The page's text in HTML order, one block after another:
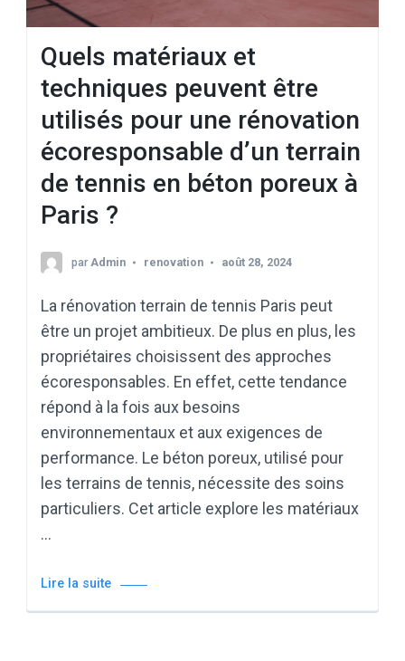
Quels matériaux et
techniques peuvent être
utilisés pour une rénovation
écoresponsable d’un terrain
de tennis en béton poreux à
Paris ?
par Admin renovation août 28, 2024
La rénovation terrain de tennis Paris peut
être un projet ambitieux. De plus en plus, les
propriétaires choisissent des approches
écoresponsables. En effet, cette tendance
répond à la fois aux besoins
environnementaux et aux exigences de
performance. Le béton poreux, utilisé pour
les terrains de tennis, nécessite des soins
particuliers. Cet article explore les matériaux
…
Lire la suite